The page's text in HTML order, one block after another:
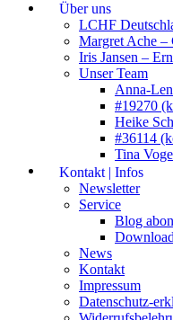
Über uns
LCHF
Margret Ache –
Iris Jansen –
Unser Team
Anna-
#19270
Heike
#36114
Tina
Kontakt | Infos
Newsletter
Service
Blog
News
Kontakt
Impressum
Datenschutz-